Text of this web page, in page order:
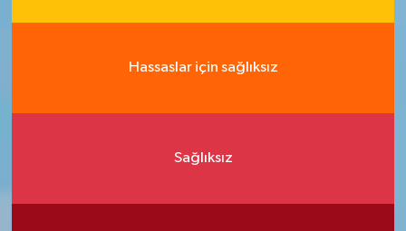
Hassaslar için sağlıksız
Sağlıksız